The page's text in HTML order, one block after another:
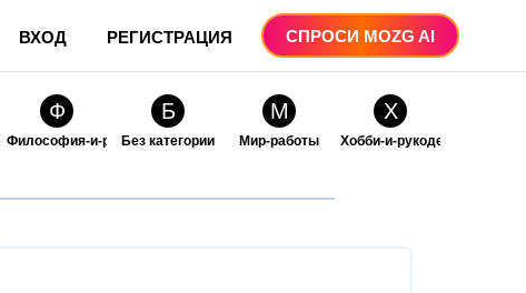
ВХОД РЕГИСТРАЦИЯ СПРОСИ MOZG AI
Ф
Философия-и-религия
Б
Без категории
М
Мир-работы
Х
Хобби-и-рукоделие